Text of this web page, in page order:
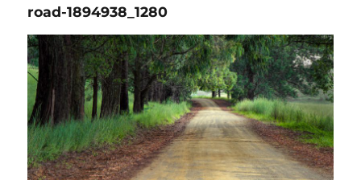
road-1894938_1280